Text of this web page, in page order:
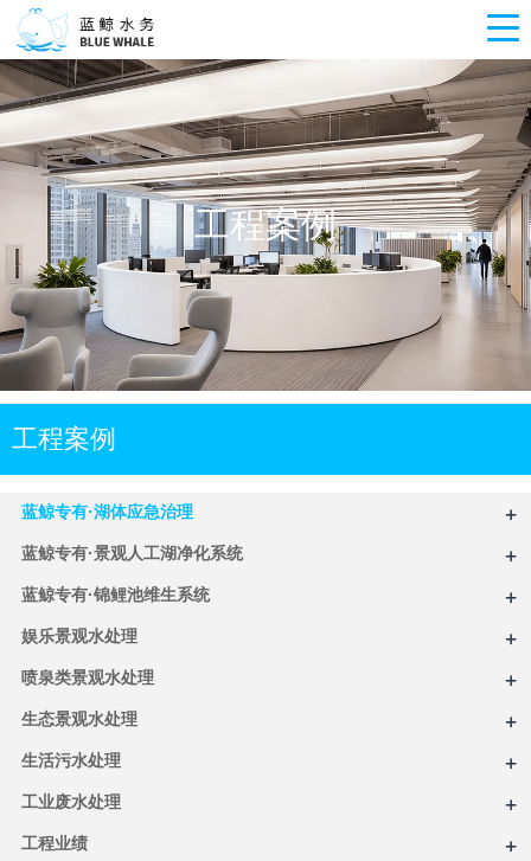
工程案例
工程案例
蓝鲸专有·湖体应急治理 +
蓝鲸专有·景观人工湖净化系统 +
蓝鲸专有·锦鲤池维生系统 +
娱乐景观水处理 +
喷泉类景观水处理 +
生态景观水处理 +
生活污水处理 +
工业废水处理 +
工程业绩 +